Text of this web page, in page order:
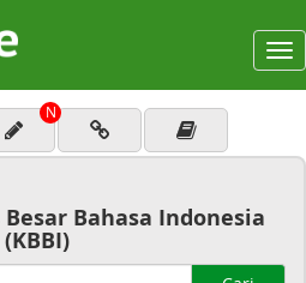
N
Bahasa Indonesia
(KBBI)